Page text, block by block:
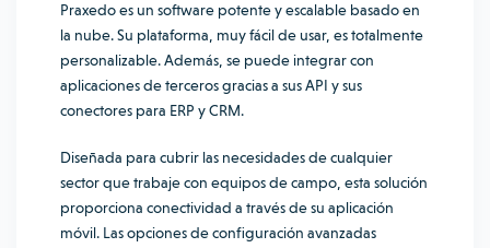
Praxedo es un software potente y escalable basado en
la nube. Su plataforma, muy fácil de usar, es totalmente
personalizable. Además, se puede integrar con
aplicaciones de terceros gracias a sus API y sus
conectores para ERP y CRM.
Diseñada para cubrir las necesidades de cualquier
sector que trabaje con equipos de campo, esta solución
proporciona conectividad a través de su aplicación
móvil. Las opciones de configuración avanzadas